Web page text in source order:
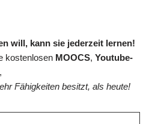
will, kann sie jederzeit lernen!
kostenlosen MOOCS, Youtube-
,
Fähigkeiten besitzt, als heute!